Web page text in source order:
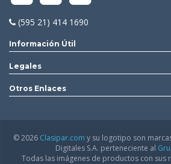
(595 21) 414 1690
Información Útil
Legales
Otros Enlaces
© 2026 Clasipar.com y su logotipo son
Digitales S.A. perteneciente al
Todas las imágenes de productos con sus